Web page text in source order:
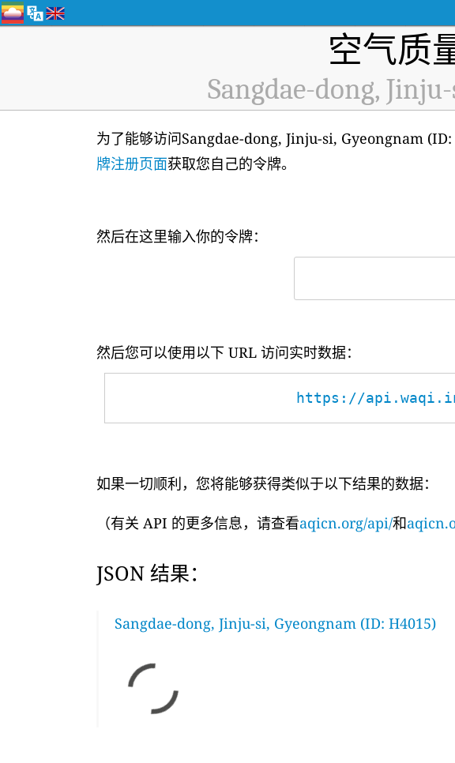
空气质
Sangdae-dong,
为了能够访问Sangdae-dong, Jinju-si, Gyeongnam
牌注册页面获取您自己的令牌。
然后在这里输入你的令牌：
然后您可以使用以下 URL 访问实时数据：
https://api.waqi.info/
如果一切顺利，您将能够获得类似于以下结果的数据：
（有关 API 的更多信息，请查看aqicn.org/api/和
JSON 结果：
Sangdae-dong, Jinju-si, Gyeongnam (ID: H4015)